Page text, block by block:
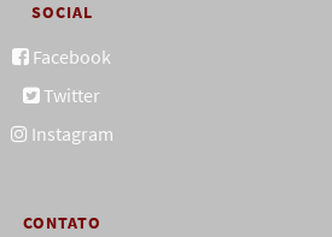
SOCIAL
Facebook
Twitter
Instagram
CONTATO